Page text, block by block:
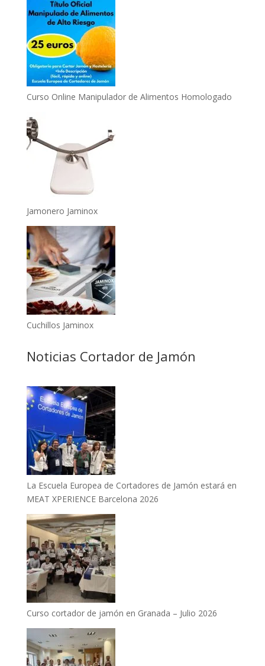
Curso Online Manipulador de Alimentos Homologado
Jamonero Jaminox
Cuchillos Jaminox
Noticias Cortador de Jamón
La Escuela Europea de Cortadores de Jamón estará en
MEAT XPERIENCE Barcelona 2026
Curso cortador de jamón en Granada – Julio 2026